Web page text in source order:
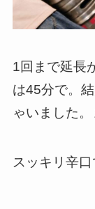
1回まで延長
は45分で。
ゃいました。
スッキリ辛